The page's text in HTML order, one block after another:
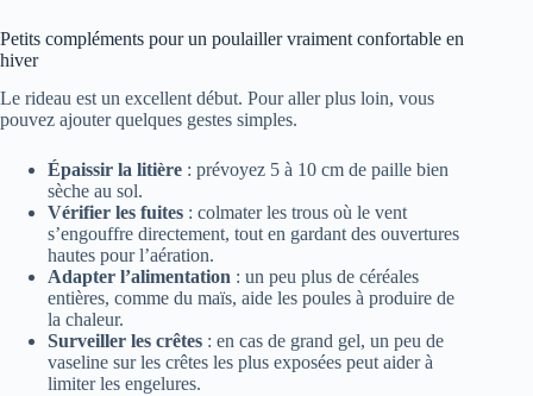
Petits compléments pour un poulailler vraiment confortable en
hiver
Le rideau est un excellent début. Pour aller plus loin, vous
pouvez ajouter quelques gestes simples.
Épaissir la litière : prévoyez 5 à 10 cm de paille bien
sèche au sol.
Vérifier les fuites : colmater les trous où le vent
s’engouffre directement, tout en gardant des ouvertures
hautes pour l’aération.
Adapter l’alimentation : un peu plus de céréales
entières, comme du maïs, aide les poules à produire de
la chaleur.
Surveiller les crêtes : en cas de grand gel, un peu de
vaseline sur les crêtes les plus exposées peut aider à
limiter les engelures.